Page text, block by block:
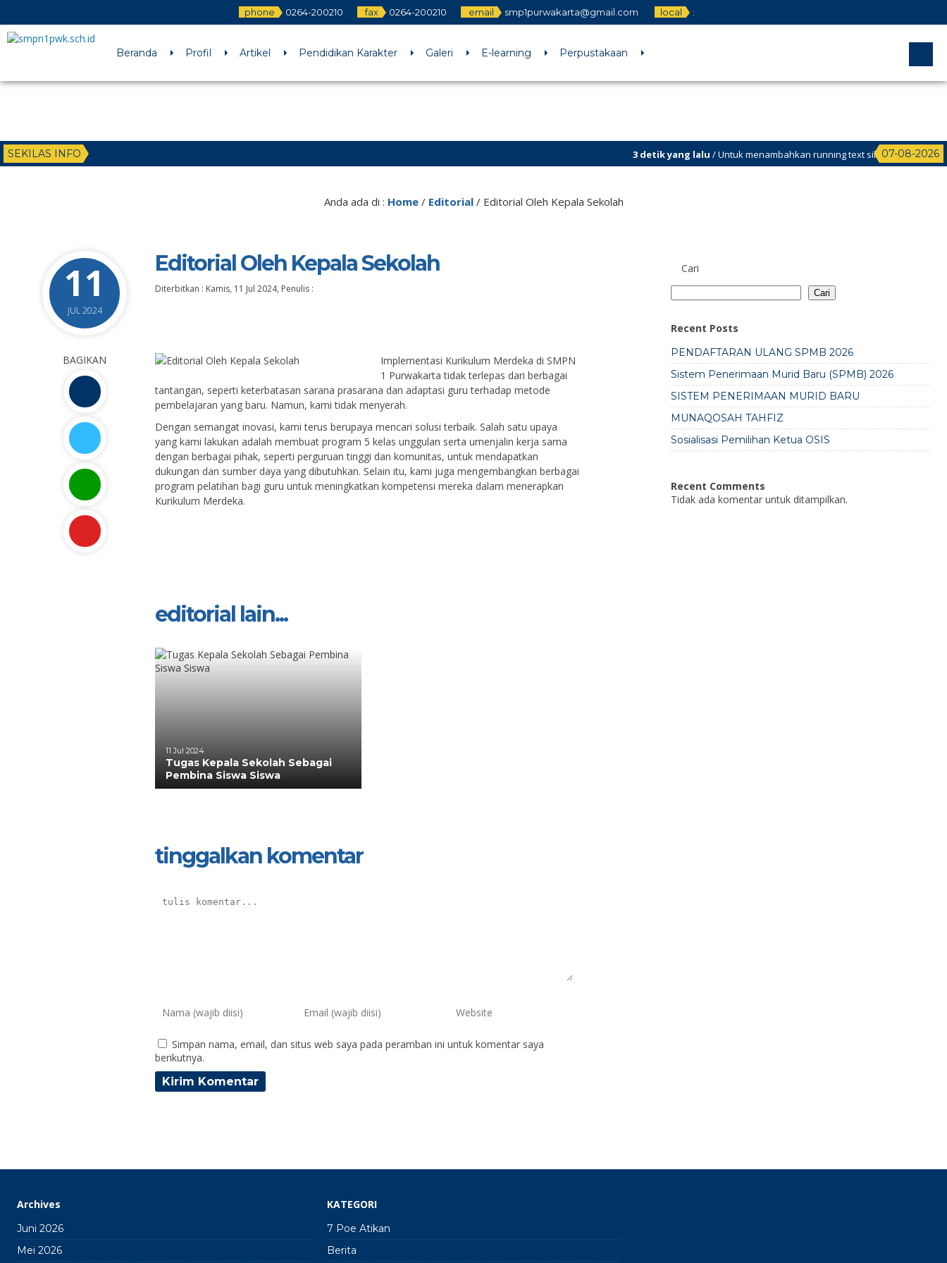
phone 0264-200210 fax 0264-200210 email smp1purwakarta@gmail.com local :
Beranda Profil Artikel Pendidikan Karakter Galeri E-learning Perpustakaan
SEKILAS INFO 07-08-2026
3 detik yang lalu/ Untuk menambahkan running text silahkan ke Dashboard
Anda ada di : Home/ Editorial/ Editorial Oleh Kepala Sekolah
11
JUL 2024
Editorial Oleh Kepala Sekolah
Diterbitkan : Kamis, 11 Jul 2024, Penulis :
BAGIKAN
Implementasi Kurikulum Merdeka di SMPN
1 Purwakarta tidak terlepas dari berbagai
tantangan, seperti keterbatasan sarana prasarana dan adaptasi guru terhadap metode
pembelajaran yang baru. Namun, kami tidak menyerah.
Dengan semangat inovasi, kami terus berupaya mencari solusi terbaik. Salah satu upaya
yang kami lakukan adalah membuat program 5 kelas unggulan serta umenjalin kerja sama
dengan berbagai pihak, seperti perguruan tinggi dan komunitas, untuk mendapatkan
dukungan dan sumber daya yang dibutuhkan. Selain itu, kami juga mengembangkan berbagai
program pelatihan bagi guru untuk meningkatkan kompetensi mereka dalam menerapkan
Kurikulum Merdeka.
editorial lain...
11 Jul 2024
Tugas Kepala Sekolah Sebagai
Pembina Siswa Siswa
tinggalkan komentar
Simpan nama, email, dan situs web saya pada peramban ini untuk komentar saya
berikutnya.
Cari
Cari
Recent Posts
PENDAFTARAN ULANG SPMB 2026
Sistem Penerimaan Murid Baru (SPMB) 2026
SISTEM PENERIMAAN MURID BARU
MUNAQOSAH TAHFIZ
Sosialisasi Pemilihan Ketua OSIS
Recent Comments
Tidak ada komentar untuk ditampilkan.
Archives
Juni 2026
Mei 2026
KATEGORI
7 Poe Atikan
Berita